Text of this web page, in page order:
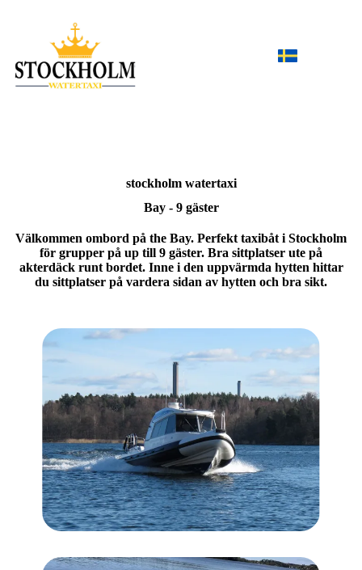
stockholm watertaxi
Bay - 9 gäster
Välkommen ombord på the Bay. Perfekt taxibåt i Stockholm
för grupper på up till 9 gäster. Bra sittplatser ute på
akterdäck runt bordet. Inne i den uppvärmda hytten hittar
du sittplatser på vardera sidan av hytten och bra sikt.